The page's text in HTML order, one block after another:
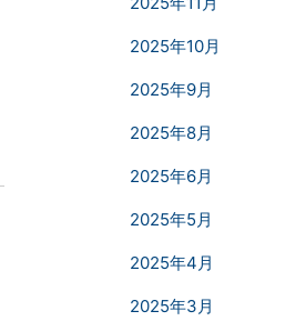
2025年10月
2025年9月
2025年8月
2025年6月
2025年5月
2025年4月
2025年3月